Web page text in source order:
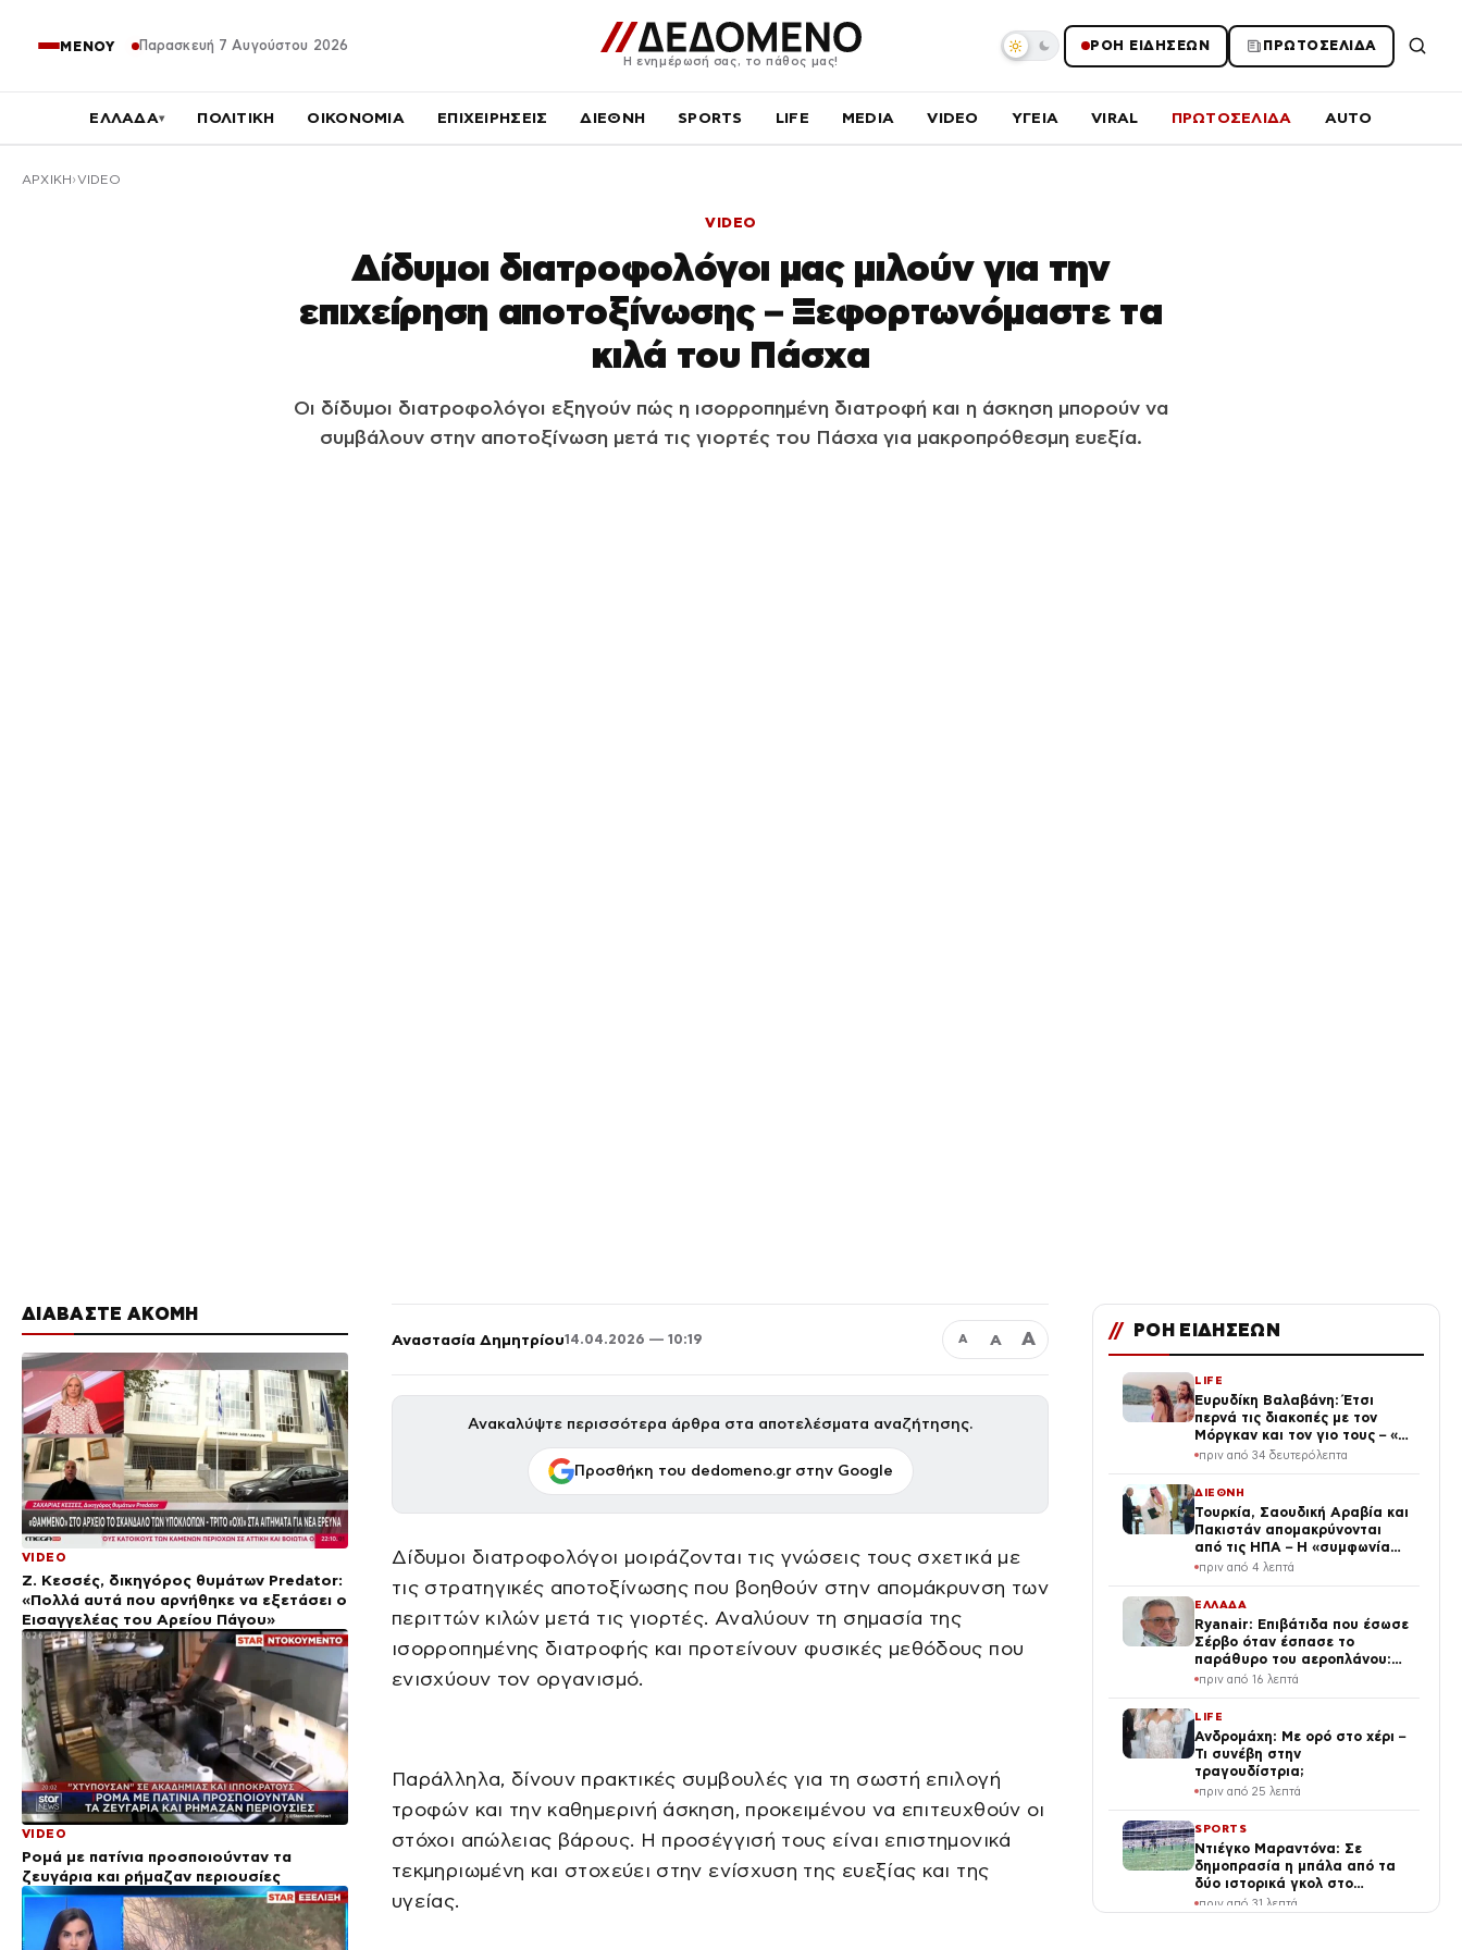
ΜΕΝΟΥ Παρασκευή 7 Αυγούστου 2026
Η ενημέρωσή σας, το πάθος μας!
ΡΟΗ ΕΙΔΗΣΕΩΝ ΠΡΩΤΟΣΕΛΙΔΑ
ΕΛΛΑΔΑ▾ ΠΟΛΙΤΙΚΗ ΟΙΚΟΝΟΜΙΑ ΕΠΙΧΕΙΡΗΣΕΙΣ ΔΙΕΘΝΗ SPORTS LIFE MEDIA VIDEO ΥΓΕΙΑ VIRAL ΠΡΩΤΟΣΕΛΙΔΑ AUTO
ΑΡΧΙΚΉ VIDEO
VIDEO
Δίδυμοι διατροφολόγοι μας μιλούν για την
επιχείρηση αποτοξίνωσης – Ξεφορτωνόμαστε τα
κιλά του Πάσχα
Οι δίδυμοι διατροφολόγοι εξηγούν πώς η ισορροπημένη διατροφή και η άσκηση μπορούν να
συμβάλουν στην αποτοξίνωση μετά τις γιορτές του Πάσχα για μακροπρόθεσμη ευεξία.
ΔΙΑΒΑΣΤΕ ΑΚΟΜΗ
VIDEO
Ζ. Κεσσές, δικηγόρος θυμάτων Predator:
«Πολλά αυτά που αρνήθηκε να εξετάσει ο
Εισαγγελέας του Αρείου Πάγου»
VIDEO
Ρομά με πατίνια προσποιούνταν τα
ζευγάρια και ρήμαζαν περιουσίες
Αναστασία Δημητρίου14.04.2026 — 10:19 Α Α Α
Ανακαλύψτε περισσότερα άρθρα στα αποτελέσματα αναζήτησης.
Προσθήκη του dedomeno.gr στην Google
Δίδυμοι διατροφολόγοι μοιράζονται τις γνώσεις τους σχετικά με
τις στρατηγικές αποτοξίνωσης που βοηθούν στην απομάκρυνση των
περιττών κιλών μετά τις γιορτές. Αναλύουν τη σημασία της
ισορροπημένης διατροφής και προτείνουν φυσικές μεθόδους που
ενισχύουν τον οργανισμό.
Παράλληλα, δίνουν πρακτικές συμβουλές για τη σωστή επιλογή
τροφών και την καθημερινή άσκηση, προκειμένου να επιτευχθούν οι
στόχοι απώλειας βάρους. Η προσέγγισή τους είναι επιστημονικά
τεκμηριωμένη και στοχεύει στην ενίσχυση της ευεξίας και της
υγείας.
// ΡΟΗ ΕΙΔΗΣΕΩΝ
LIFE
Ευρυδίκη Βαλαβάνη: Έτσι
περνά τις διακοπές με τον
Μόργκαν και τον γιο τους – «Η
πραγματική μου πολυτέλεια»
πριν από 34 δευτερόλεπτα
ΔΙΕΘΝΗ
Τουρκία, Σαουδική Αραβία και
Πακιστάν απομακρύνονται
από τις ΗΠΑ – Η «συμφωνία
της Μέκκας» αλλάζει την
Μέση Ανατολή
πριν από 4 λεπτά
ΕΛΛΑΔΑ
Ryanair: Επιβάτιδα που έσωσε
Σέρβο όταν έσπασε το
παράθυρο του αεροπλάνου:
«Ένα κομμάτι του προσώπου
πριν από 16 λεπτά
LIFE
Ανδρομάχη: Με ορό στο χέρι –
Τι συνέβη στην
τραγουδίστρια;
πριν από 25 λεπτά
SPORTS
Ντιέγκο Μαραντόνα: Σε
δημοπρασία η μπάλα από τα
δύο ιστορικά γκολ στο
Αργεντινή – Αγγλία
πριν από 31 λεπτά